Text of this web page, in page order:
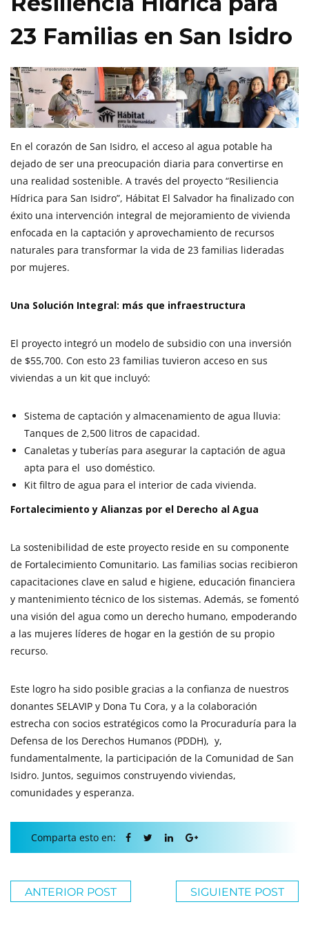
23 Familias en San Isidro
En el corazón de San Isidro, el acceso al agua potable ha
dejado de ser una preocupación diaria para convertirse en
una realidad sostenible. A través del proyecto “Resiliencia
Hídrica para San Isidro”, Hábitat El Salvador ha finalizado con
éxito una intervención integral de mejoramiento de vivienda
enfocada en la captación y aprovechamiento de recursos
naturales para transformar la vida de 23 familias lideradas
por mujeres.
Una Solución Integral: más que infraestructura
El proyecto integró un modelo de subsidio con una inversión
de $55,700. Con esto 23 familias tuvieron acceso en sus
viviendas a un kit que incluyó:
Sistema de captación y almacenamiento de agua lluvia:
Tanques de 2,500 litros de capacidad.
Canaletas y tuberías para asegurar la captación de agua
apta para el uso doméstico.
Kit filtro de agua para el interior de cada vivienda.
Fortalecimiento y Alianzas por el Derecho al Agua
La sostenibilidad de este proyecto reside en su componente
de Fortalecimiento Comunitario. Las familias socias recibieron
capacitaciones clave en salud e higiene, educación financiera
y mantenimiento técnico de los sistemas. Además, se fomentó
una visión del agua como un derecho humano, empoderando
a las mujeres líderes de hogar en la gestión de su propio
recurso.
Este logro ha sido posible gracias a la confianza de nuestros
donantes SELAVIP y Dona Tu Cora, y a la colaboración
estrecha con socios estratégicos como la Procuraduría para la
Defensa de los Derechos Humanos (PDDH), y,
fundamentalmente, la participación de la Comunidad de San
Isidro. Juntos, seguimos construyendo viviendas,
comunidades y esperanza.
Comparta esto en:
ANTERIOR POST SIGUIENTE POST